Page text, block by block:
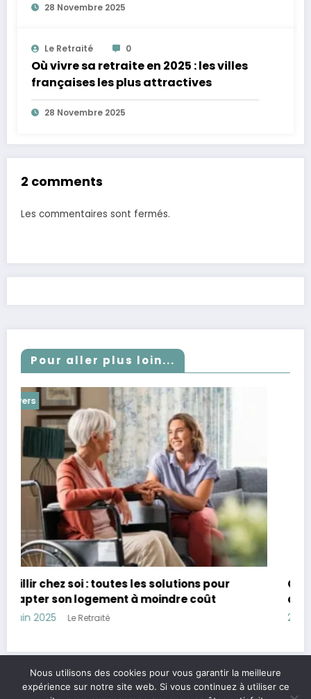
28 Novembre 2025
Le Retraité 0
Où vivre sa retraite en 2025 : les villes
françaises les plus attractives
28 Novembre 2025
2 comments
Les commentaires sont fermés.
Pour aller plus loin...
Divers
Combien avoir de côté à 60 ans : Guide pour
assurer sa retraite et sa sécurité financière
28 avril 2025
Legal & contact Politique de confidentialité A propos
Nous utilisons des cookies pour vous garantir la meilleure
expérience sur notre site web. Si vous continuez à utiliser ce